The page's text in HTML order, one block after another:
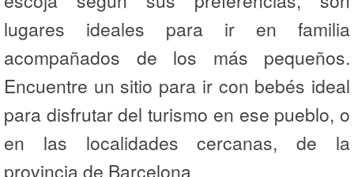
lugares ideales para ir en familia
acompañados de los más pequeños.
Encuentre un sitio para ir con bebés ideal
para disfrutar del turismo en ese pueblo, o
en las localidades cercanas, de la
provincia de Barcelona